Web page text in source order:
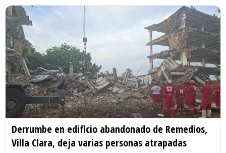
Derrumbe en edificio abandonado de Remedios,
Villa Clara, deja varias personas atrapadas